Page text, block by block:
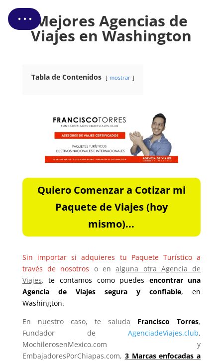
Mejores Agencias de
Viajes en Washington
Tabla de Contenidos mostrar
Quiero Comenzar a Cotizar mi
Paquete de Viajes (hoy
mismo)...
Sin importar si adquieres tu Paquete Turístico a
través de nosotros o enalguna otra Agencia de
Viajes,te contamos como puedes encontrar una
Agencia de Viajes segura y confiable, en
Washington.
En nuestro caso, te saluda Francisco Torres,
Fundador deAgenciadeViajes.club,
MochilerosenMexico.com y
EmbajadoresPorChiapas.com, 3 Marcas enfocadas a